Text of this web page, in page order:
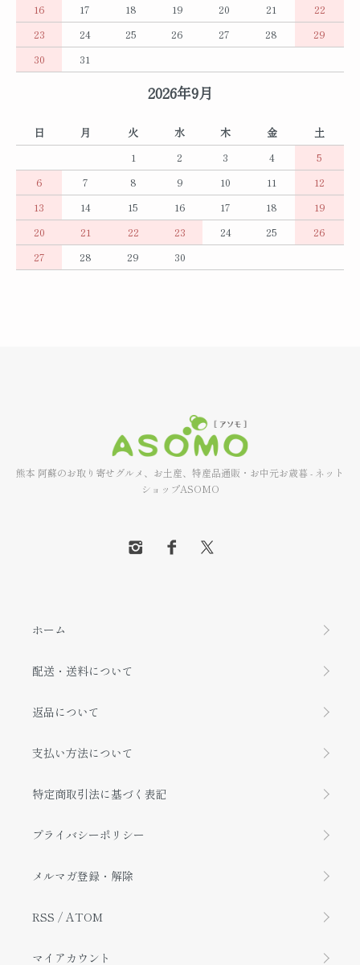
16
17 18 19 20 21
22
23
24 25 26 27 28
29
30
31
2026年9月
日 月 火 水 木 金
土
1
2 3 4
5
6
7 8 9 10 11
12
13
14 15 16 17 18
19
20
21 22 23 24 25
26
27
28 29 30
熊本 阿蘇のお取り寄せグルメ、お土産、特産品通販・お中元お歳暮 - ネット
ショップASOMO
ホーム
配送・送料について
返品について
支払い方法について
特定商取引法に基づく表記
プライバシーポリシー
メルマガ登録・解除
RSS / ATOM
マイアカウント